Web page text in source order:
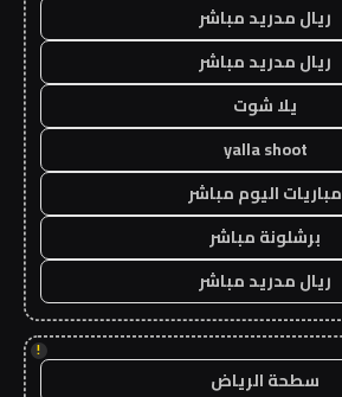
ريال مدريد مباشر
ريال مدريد مباشر
يلا شوت
yalla shoot
مباريات اليوم مباشر
برشلونة مباشر
ريال مدريد مباشر
!
سطحة الرياض